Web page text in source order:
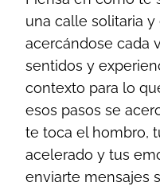
una calle solitaria
acercándose cada
sentidos y
contexto para lo
esos pasos se
te toca el hombro,
acelerado y tus
enviarte mensajes